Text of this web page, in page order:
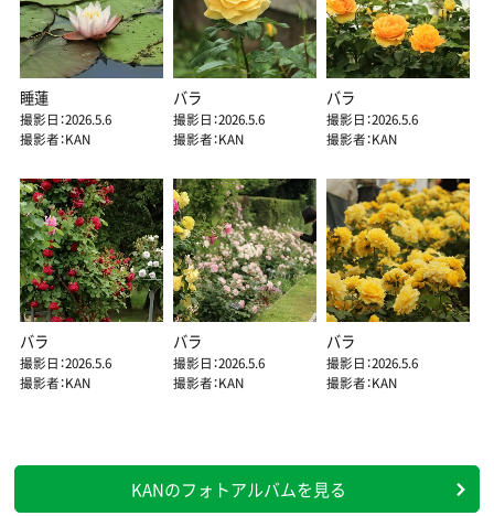
睡蓮
撮影日：2026.5.6
撮影者：KAN
バラ
撮影日：2026.5.6
撮影者：KAN
バラ
撮影日：2026.5.6
撮影者：KAN
バラ
撮影日：2026.5.6
撮影者：KAN
バラ
撮影日：2026.5.6
撮影者：KAN
バラ
撮影日：2026.5.6
撮影者：KAN
KANのフォトアルバムを見る